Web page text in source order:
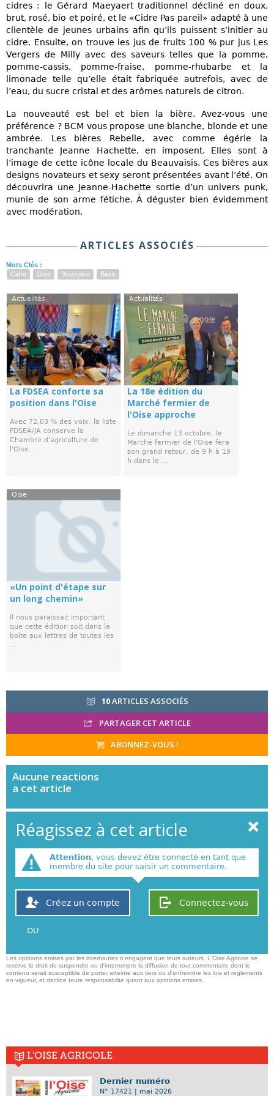
cidres : le Gérard Maeyaert traditionnel décliné en doux,
brut, rosé, bio et poiré, et le «Cidre Pas pareil» adapté à une
clientèle de jeunes urbains afin qu’ils puissent s’initier au
cidre. Ensuite, on trouve les jus de fruits 100 % pur jus Les
Vergers de Milly avec des saveurs telles que la pomme,
pomme-cassis, pomme-fraise, pomme-rhubarbe et la
limonade telle qu’elle était fabriquée autrefois, avec de
l’eau, du sucre cristal et des arômes naturels de citron.
La nouveauté est bel et bien la bière. Avez-vous une
préférence ? BCM vous propose une blanche, blonde et une
ambrée. Les bières Rebelle, avec comme égérie la
tranchante Jeanne Hachette, en imposent. Elles sont à
l’image de cette icône locale du Beauvaisis. Ces bières aux
designs novateurs et sexy seront présentées avant l’été. On
découvrira une Jeanne-Hachette sortie d’un univers punk,
munie de son arme fétiche. À déguster bien évidemment
avec modération.
ARTICLES ASSOCIÉS
Mots Clés :
Cidre
Oise Brasserie Biere
Actualités
La FDSEA conforte sa
position dans l'Oise
Avec 72,03 % des voix, la liste
FDSEA/JA conserve la
Chambre d'agriculture de
l'Oise.
Actualités
La 18e édition du
Marché fermier de
l'Oise approche
Le dimanche 13 octobre, le
Marché fermier de l'Oise fera
son grand retour, de 9 h à 19
h dans le ...
Oise
«Un point d'étape sur
un long chemin»
Il nous paraissait important
que cette édition soit dans la
boîte aux lettres de toutes les
10ARTICLES ASSOCIÉS
PARTAGER CET ARTICLE
ABONNEZ-VOUS !
Aucune reactions
a cet article
Réagissez à cet article
Attention, vous devez être connecté en tant que
membre du site pour saisir un commentaire.
Connectez-vous
Créez un compte
OU
Les opinions emises par les internautes n'engagent que leurs auteurs. L'Oise Agricole se
reserve le droit de suspendre ou d'interrompre la diffusion de tout commentaire dont le
contenu serait susceptible de porter atteinte aux tiers ou d'enfreindre les lois et reglements
en vigueur, et decline toute responsabilite quant aux opinions emises,
L'OISE AGRICOLE
Dernier numéro
N° 17421 | mai 2026